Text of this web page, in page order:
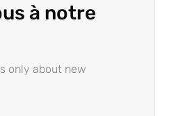
à notre
only about new